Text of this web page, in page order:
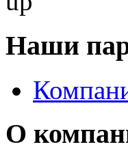
Наши
О